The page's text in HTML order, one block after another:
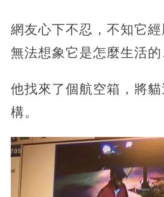
網友心下不忍，不知它
無法想象它是怎麼生活
他找來了個航空箱，將
構。